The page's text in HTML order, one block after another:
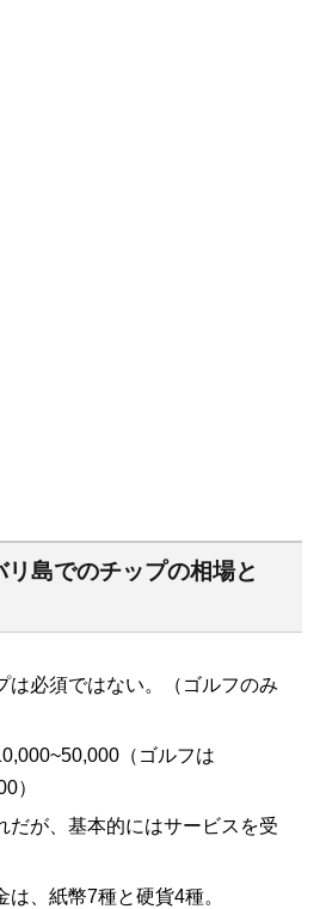
島でのチップの相場と
は必須ではない。（ゴルフのみ
（ゴルフは
）
だが、基本的にはサービスを受
、紙幣7種と硬貨4種。